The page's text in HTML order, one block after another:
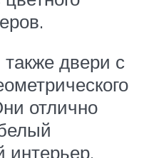
двери с
отлично
интерьер.